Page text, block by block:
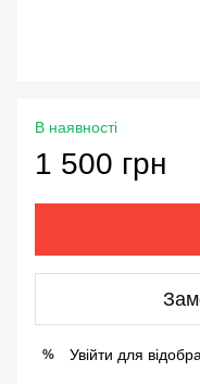
В наявності
1 500 грн
% Увійти для